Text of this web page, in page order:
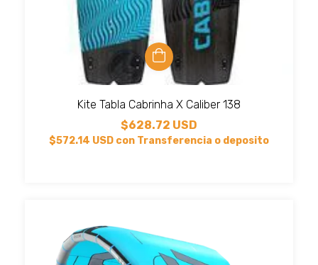
Kite Tabla Cabrinha X Caliber 138
$628.72 USD
$572.14 USD con Transferencia o deposito